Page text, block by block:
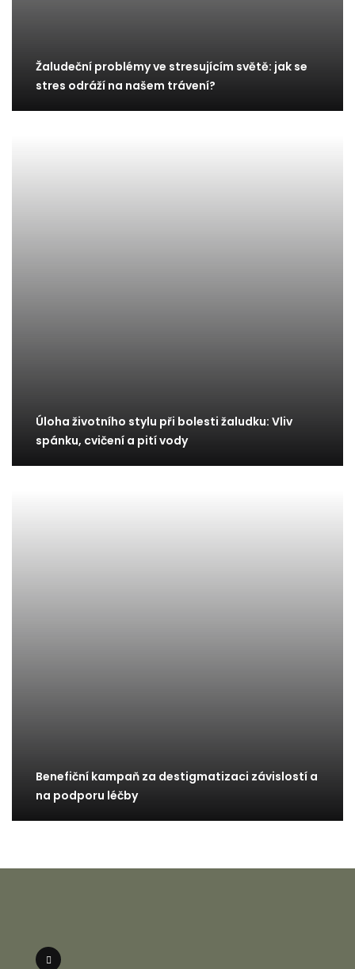
Žaludeční problémy ve stresujícím světě: jak se
stres odráží na našem trávení?
Úloha životního stylu při bolesti žaludku: Vliv
spánku, cvičení a pití vody
Benefiční kampaň za destigmatizaci závislostí a
na podporu léčby